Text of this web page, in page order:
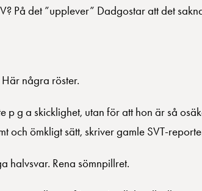
På det ”upplever” Dadgostar att det
några röster.
g a skicklighet, utan för att hon är så
och ömkligt sätt, skriver gamle SVT-
halvsvar. Rena sömnpillret.